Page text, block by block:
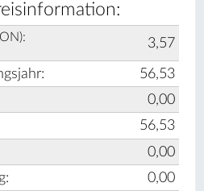
3,57
56,53
0,00
56,53
0,00
0,00